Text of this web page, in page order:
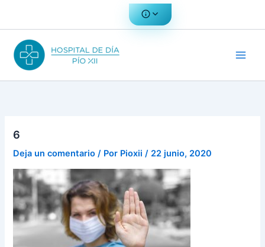
6
Deja un comentario / Por Pioxii/ 22 junio, 2020